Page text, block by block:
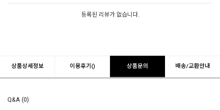
등록된 리뷰가 없습니다.
상품상세정보 이용후기() 상품문의 배송/교환안내
Q&A (0)